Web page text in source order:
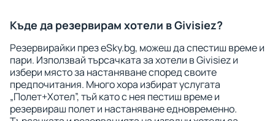
Къде да резервирам хотели в Givisiez?
Резервирайки през eSky.bg, можеш да спестиш време и
пари. Използвай търсачката за хотели в Givisiez и
избери място за настаняване според своите
предпочитания. Много хора избират услугата
„Полет+Хотел”, тъй като с нея пестиш време и
резервираш полет и настаняване едновременно.